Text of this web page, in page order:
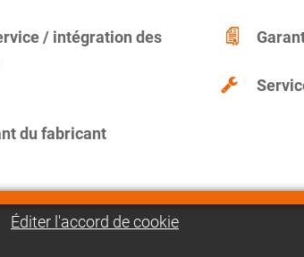
/ intégration des
du fabricant
Éditer l'accord de cookie